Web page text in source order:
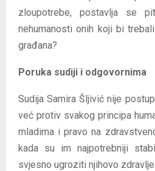
zloupotrebe, postavlja se
nehumanosti onih koji bi
građana?
Poruka sudiji i odgovornima
Sudija Samira Šljivić nije
već protiv svakog principa
mladima i pravo na
kada su im najpotrebniji
svjesno ugroziti njihovo